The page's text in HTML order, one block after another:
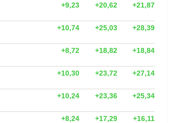
+9,23 +20,62 +21,87
+10,74 +25,03 +28,39
+8,72 +18,82 +18,84
+10,30 +23,72 +27,14
+10,24 +23,36 +25,34
+8,24 +17,29 +16,11